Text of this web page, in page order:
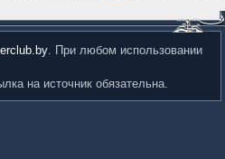
. При любом использовании
на источник обязательна.